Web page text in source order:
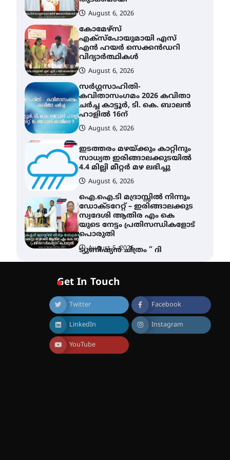
August 6, 2026
കോമേഴ്സ്
എക്സ്പോയുമായി എസ്
എൻ ഹയർ സെക്കൻഡറി
വിദ്യാർത്ഥികൾ
August 6, 2026
സർഗ്ഗസാഹിതി-
കവിതാസംഗമം 2026 കവിതാ
ചർച്ച കാട്ടൂർ, ടി. കെ. ബാലൻ
ഹാളിൽ 16ന്
August 6, 2026
ഇടത്തരം മഴയ്ക്കും കാറ്റിനും
സാധ്യത ഇരിങ്ങാലക്കുടയിൽ
4.4 മില്ലി മീറ്റർ മഴ ലഭിച്ചു
August 6, 2026
ഐ.ഐ.ടി മദ്രാസ്സിൽ നിന്നും
ഡോക്ടറേറ്റ് – ഇരിങ്ങാലക്കുട
സ്വദേശി ആതിര എം കെ
യുടെ നേട്ടം പ്രതിസന്ധികളോട്
പൊരുതി
August 5, 2026
ട്യുണീഷ്യൻ ചിത്രം ” ദി
സൊസൈറ്റി ആഗസ്റ്റ് 7
വെള്ളിയാഴ്ച സ്‌ക്രീൻ
ചെയ്യുന്നു
August 6, 2026
സെന്റ് ജോസഫ്സ് കോളജ്
കോമേഴ്‌സ്
അസോസിയേഷന്
തുടക്കമായി
Get In Touch
Twitter Facebook
LinkedIn Instagram
YouTube